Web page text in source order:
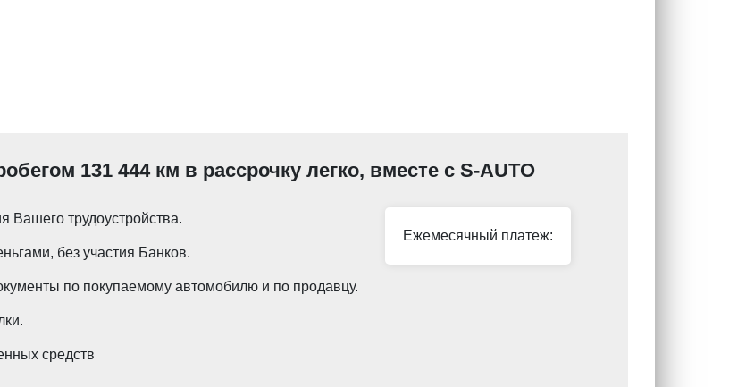
131 444 км в рассрочку легко, вместе с S-AUTO
Вашего трудоустройства.
без участия Банков.
по покупаемому автомобилю и по продавцу.
средств
Ежемесячный платеж: